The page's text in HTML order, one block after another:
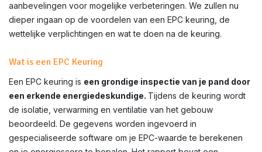
aanbevelingen voor mogelijke verbeteringen. We zullen nu
dieper ingaan op de voordelen van een EPC keuring, de
wettelijke verplichtingen en wat te doen na de keuring.
Wat is een EPC Keuring
Een EPC keuring is een grondige inspectie van je pand door
een erkende energiedeskundige. Tijdens de keuring wordt
de isolatie, verwarming en ventilatie van het gebouw
beoordeeld. De gegevens worden ingevoerd in
gespecialiseerde software om je EPC-waarde te berekenen